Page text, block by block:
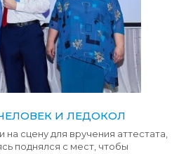
И ЛЕДОКОЛ
сцену для вручения аттестата,
поднялся с мест, чтобы